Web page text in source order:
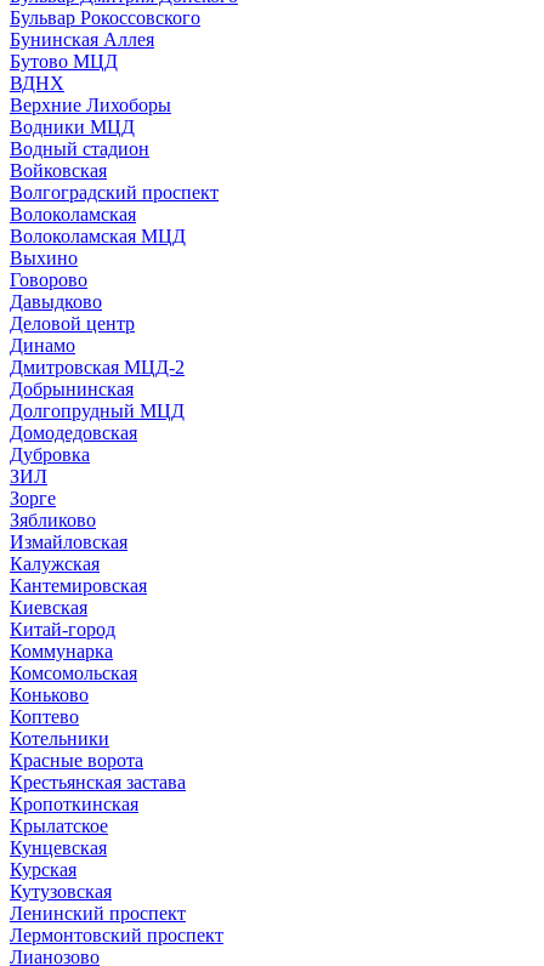
Бульвар Рокоссовского
Бунинская Аллея
Бутово МЦД
ВДНХ
Верхние Лихоборы
Водники МЦД
Водный стадион
Войковская
Волгоградский проспект
Волоколамская
Волоколамская МЦД
Выхино
Говорово
Давыдково
Деловой центр
Динамо
Дмитровская МЦД-2
Добрынинская
Долгопрудный МЦД
Домодедовская
Дубровка
ЗИЛ
Зорге
Зябликово
Измайловская
Калужская
Кантемировская
Киевская
Китай-город
Коммунарка
Комсомольская
Коньково
Коптево
Котельники
Красные ворота
Крестьянская застава
Кропоткинская
Крылатское
Кунцевская
Курская
Кутузовская
Ленинский проспект
Лермонтовский проспект
Лианозово